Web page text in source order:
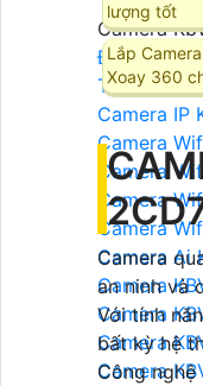
Camera
Đầu Ghi
Trọn Bộ
Camera IP
Camera
Camera
Camera
Camera
Camera Ai
Camera
Camera
Camera
Camera
lượng tốt
Lắp
Xoay 360
Camera
an ninh và
Với tính
bất kỳ hệ
Công nghệ